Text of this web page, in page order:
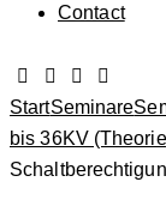
Contact
StartSeminare
bis 36KV